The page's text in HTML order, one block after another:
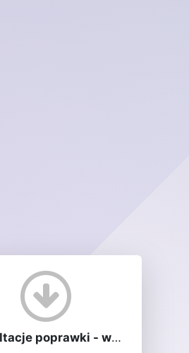
Konsultacje poprawki - woj, wielkopolskie (2).pdf